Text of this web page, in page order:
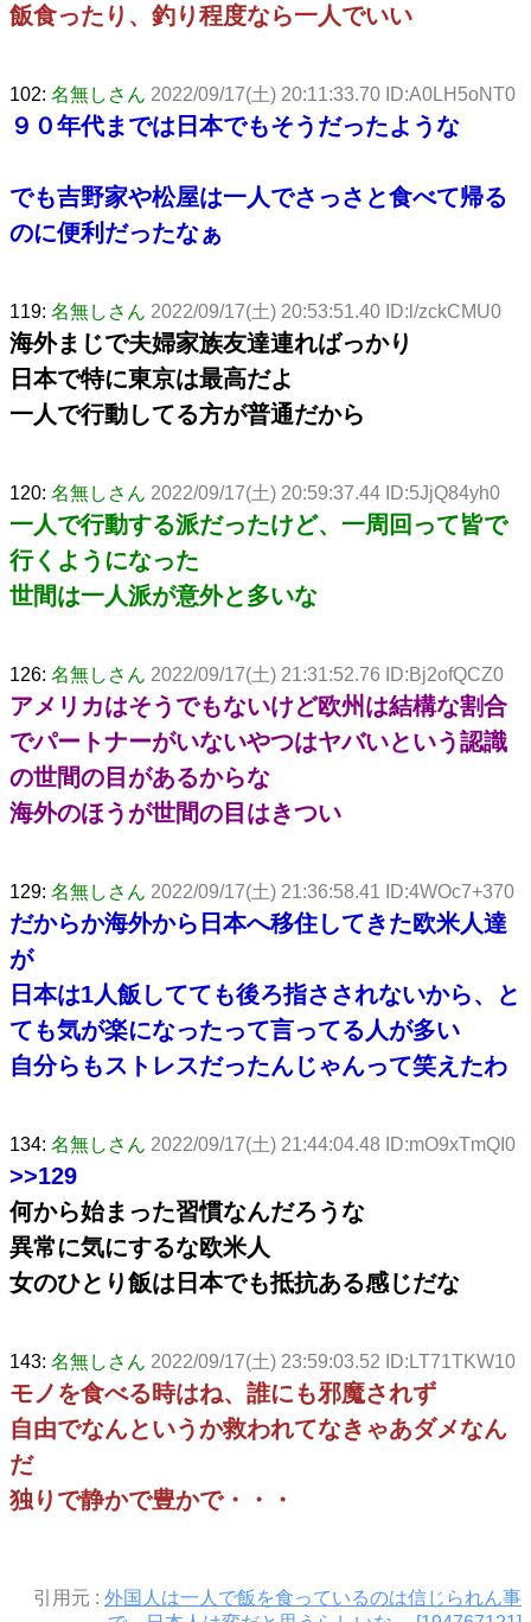
飯食ったり、釣り程度なら一人でいい
102: 名無しさん 2022/09/17(土) 20:11:33.70 ID:A0LH5oNT0
９０年代までは日本でもそうだったような
でも吉野家や松屋は一人でさっさと食べて帰る
のに便利だったなぁ
119: 名無しさん 2022/09/17(土) 20:53:51.40 ID:l/zckCMU0
海外まじで夫婦家族友達連ればっかり
日本で特に東京は最高だよ
一人で行動してる方が普通だから
120: 名無しさん 2022/09/17(土) 20:59:37.44 ID:5JjQ84yh0
一人で行動する派だったけど、一周回って皆で
行くようになった
世間は一人派が意外と多いな
126: 名無しさん 2022/09/17(土) 21:31:52.76 ID:Bj2ofQCZ0
アメリカはそうでもないけど欧州は結構な割合
でパートナーがいないやつはヤバいという認識
の世間の目があるからな
海外のほうが世間の目はきつい
129: 名無しさん 2022/09/17(土) 21:36:58.41 ID:4WOc7+370
だからか海外から日本へ移住してきた欧米人達
が
日本は1人飯してても後ろ指さされないから、と
ても気が楽になったって言ってる人が多い
自分らもストレスだったんじゃんって笑えたわ
134: 名無しさん 2022/09/17(土) 21:44:04.48 ID:mO9xTmQI0
>>129
何から始まった習慣なんだろうな
異常に気にするな欧米人
女のひとり飯は日本でも抵抗ある感じだな
143: 名無しさん 2022/09/17(土) 23:59:03.52 ID:LT71TKW10
モノを食べる時はね、誰にも邪魔されず
自由でなんというか救われてなきゃあダメなん
だ
独りで静かで豊かで・・・
引用元 : 外国人は一人で飯を食っているのは信じられん事